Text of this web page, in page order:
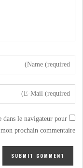
le navigateur pour
mon prochain commentaire.